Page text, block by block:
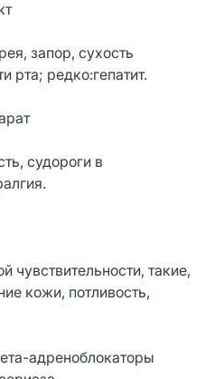
запор, сухость
рта; редко:гепатит.
судороги в
чувствительности, такие,
кожи, потливость,
адреноблокаторы